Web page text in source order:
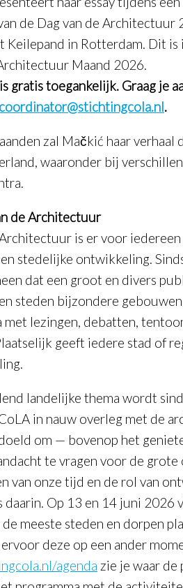
de Dag van de Architectuur
Keilepand in Rotterdam. Dit is
Maand 2026.
gratis toegankelijk. Graag je
coordinator@stichtingcola.nl.
zal Mačkić haar verhaal
waaronder bij
de Architectuur
is er voor
stedelijke ontwikkeling.
dat een groot en divers
steden bijzondere
met lezingen, debatten,
geeft iedere stad of
landelijke thema wordt
in nauw overleg met de
om — bovenop het
te vragen voor de grote
van onze tijd en de rol van
daarin. Op 13 en 14 juni 2026
meeste steden en dorpen
deze op een ander
agenda zie je waar de